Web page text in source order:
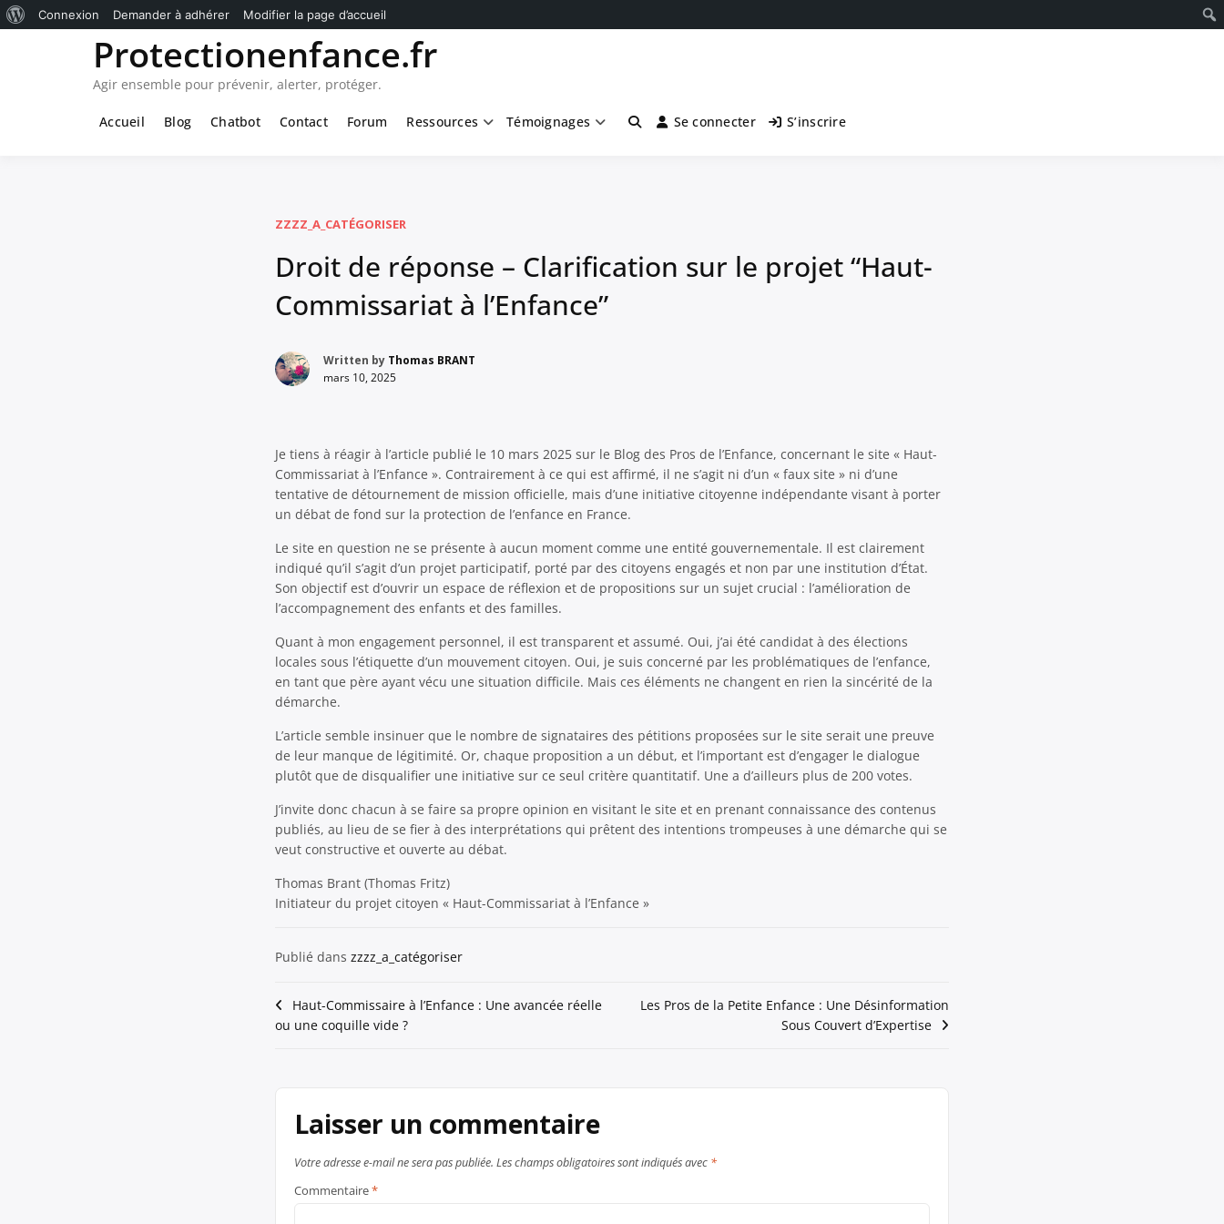
Protectionenfance.fr
Agir ensemble pour prévenir, alerter, protéger.
Accueil Blog Chatbot Contact Forum Ressources Témoignages Se connecter S’inscrire
ZZZZ_A_CATÉGORISER
Droit de réponse – Clarification sur le projet “Haut-
Commissariat à l’Enfance”
Written by Thomas BRANT
mars 10, 2025
Je tiens à réagir à l’article publié le 10 mars 2025 sur le Blog des Pros de l’Enfance, concernant le site « Haut-
Commissariat à l’Enfance ». Contrairement à ce qui est affirmé, il ne s’agit ni d’un « faux site » ni d’une
tentative de détournement de mission officielle, mais d’une initiative citoyenne indépendante visant à porter
un débat de fond sur la protection de l’enfance en France.
Le site en question ne se présente à aucun moment comme une entité gouvernementale. Il est clairement
indiqué qu’il s’agit d’un projet participatif, porté par des citoyens engagés et non par une institution d’État.
Son objectif est d’ouvrir un espace de réflexion et de propositions sur un sujet crucial : l’amélioration de
l’accompagnement des enfants et des familles.
Quant à mon engagement personnel, il est transparent et assumé. Oui, j’ai été candidat à des élections
locales sous l’étiquette d’un mouvement citoyen. Oui, je suis concerné par les problématiques de l’enfance,
en tant que père ayant vécu une situation difficile. Mais ces éléments ne changent en rien la sincérité de la
démarche.
L’article semble insinuer que le nombre de signataires des pétitions proposées sur le site serait une preuve
de leur manque de légitimité. Or, chaque proposition a un début, et l’important est d’engager le dialogue
plutôt que de disqualifier une initiative sur ce seul critère quantitatif. Une a d’ailleurs plus de 200 votes.
J’invite donc chacun à se faire sa propre opinion en visitant le site et en prenant connaissance des contenus
publiés, au lieu de se fier à des interprétations qui prêtent des intentions trompeuses à une démarche qui se
veut constructive et ouverte au débat.
Thomas Brant (Thomas Fritz)
Initiateur du projet citoyen « Haut-Commissariat à l’Enfance »
Publié dans zzzz_a_catégoriser
Navigation
de
Haut-Commissaire à l’Enfance : Une avancée réelle
ou une coquille vide ?
Les Pros de la Petite Enfance : Une Désinformation
Sous Couvert d’Expertise
Laisser un commentaire
Votre adresse e-mail ne sera pas publiée. Les champs obligatoires sont indiqués avec *
Commentaire*
Connexion Demander à adhérer Modifier la page d’accueil